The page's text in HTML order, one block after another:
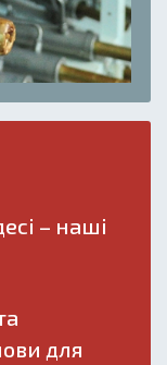
– наші
для